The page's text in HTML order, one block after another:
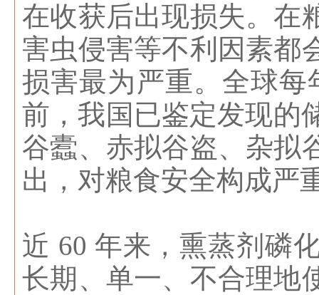
在收获后出现损失。在
害虫侵害等不利因素都
损害最为严重。全球每
前，我国已鉴定发现的
谷蠹、赤拟谷盗、杂拟
出，对粮食安全构成严
近 60 年来，熏蒸剂磷
长期、单一、不合理地